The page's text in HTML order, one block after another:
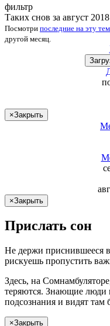
фильтр
Таких снов за август
Посмотри последние на эту
другой месяц
×Закрыть
×Закрыть
Прислать сон
Не держи приснившееся
рискуешь пропустить
Здесь, на
теряются. Знающие люди
подсознания и видят там
×Закрыть